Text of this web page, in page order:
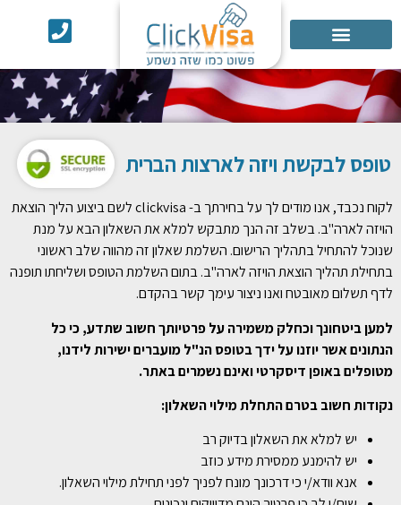
טופס לבקשת ויזה לארצות הברית
לקוח נכבד, אנו מודים לך על בחירתך ב- clickvisa לשם ביצוע הליך הוצאת
הויזה לארה"ב. בשלב זה הנך מתבקש למלא את השאלון הבא על מנת
שנוכל להתחיל בתהליך הרישום. השלמת שאלון זה מהווה שלב ראשוני
בתחילת תהליך הוצאת הויזה לארה"ב. בתום השלמת הטופס ושליחתו תופנה
לדף תשלום מאובטח ואנו ניצור עימך קשר בהקדם.
למען ביטחונך וכחלק משמירה על פרטיותך חשוב שתדע, כי כל
הנתונים אשר יוזנו על ידך בטופס הנ"ל מועברים ישירות לידנו,
מטופלים באופן דיסקרטי ואינם נשמרים באתר.
נקודות חשוב בטרם התחלת מילוי השאלון:
יש למלא את השאלון בדיוק רב
יש להימנע ממסירת מידע כוזב
אנא וודא/י כי דרכונך מונח לפניך לפני תחילת מילוי השאלון.